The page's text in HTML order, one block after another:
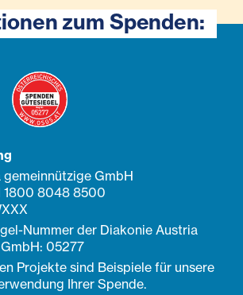
zum Spenden:
GmbH
1800 8048 8500
Nummer der Diakonie Austria
05277
Projekte sind Beispiele für unsere
Ihrer Spende.